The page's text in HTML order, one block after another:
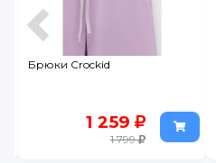
Брюки Crockid
1 259
1 799